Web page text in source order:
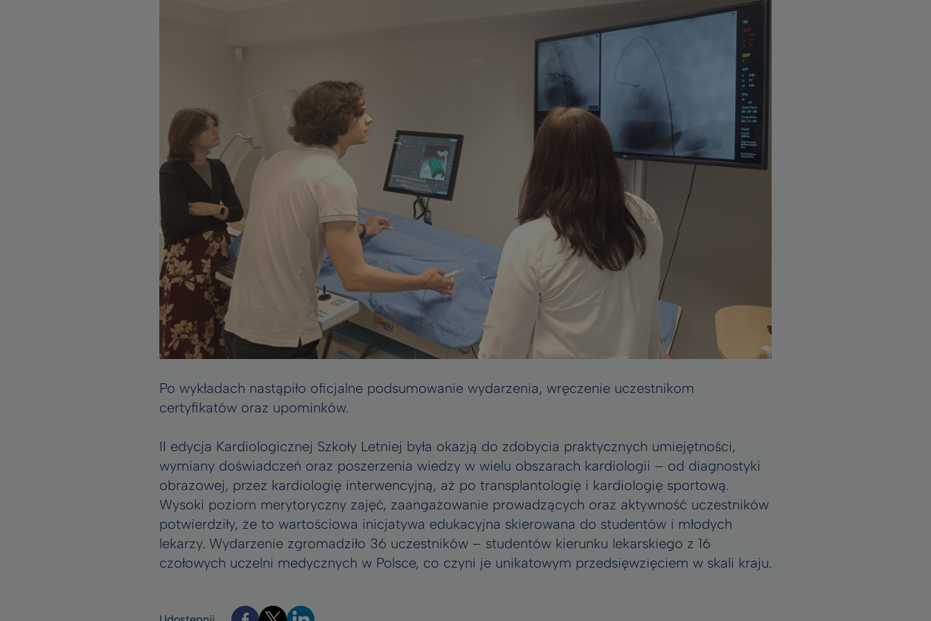
Po wykładach nastąpiło oficjalne podsumowanie wydarzenia, wręczenie uczestnikom
certyfikatów oraz upominków.
II edycja Kardiologicznej Szkoły Letniej była okazją do zdobycia praktycznych umiejętności,
wymiany doświadczeń oraz poszerzenia wiedzy w wielu obszarach kardiologii – od diagnostyki
obrazowej, przez kardiologię interwencyjną, aż po transplantologię i kardiologię sportową.
Wysoki poziom merytoryczny zajęć, zaangażowanie prowadzących oraz aktywność uczestników
potwierdziły, że to wartościowa inicjatywa edukacyjna skierowana do studentów i młodych
lekarzy. Wydarzenie zgromadziło 36 uczestników – studentów kierunku lekarskiego z 16
czołowych uczelni medycznych w Polsce, co czyni je unikatowym przedsięwzięciem w skali kraju.